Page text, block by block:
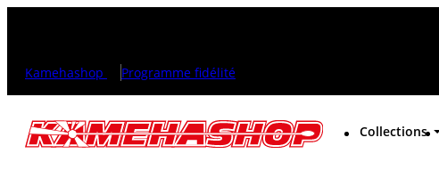
Kamehashop Programme fidélité
Collections